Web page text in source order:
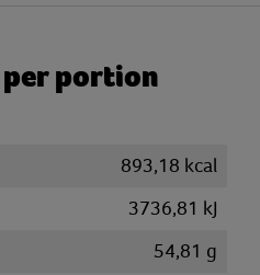
portion
893,18 kcal
3736,81 kJ
54,81 g